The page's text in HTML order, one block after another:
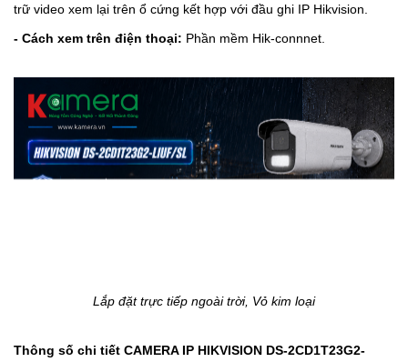
trữ video xem lại trên ổ cứng kết hợp với đầu ghi IP Hikvision.
- Cách xem trên điện thoại: Phần mềm Hik-connnet.
Lắp đặt trực tiếp ngoài trời, Vỏ kim loại
Thông số chi tiết CAMERA IP HIKVISION DS-2CD1T23G2-